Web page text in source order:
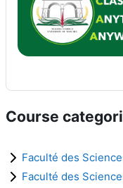
Course
Faculté des
Faculté des